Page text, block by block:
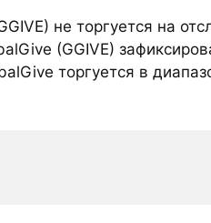
не торгуется на
(GGIVE)
торгуется в